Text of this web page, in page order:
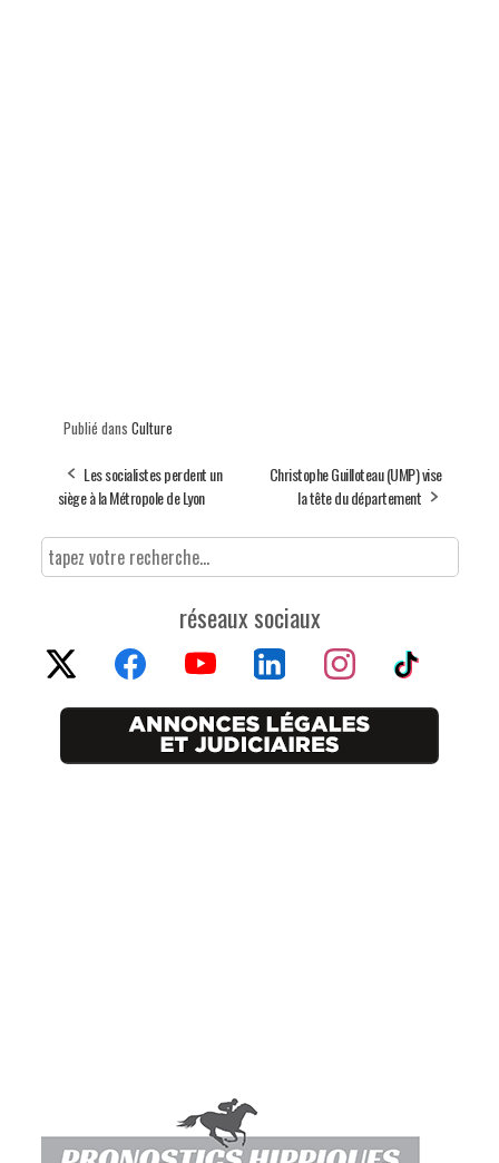
Publié dans Culture
Les socialistes perdent un
siège à la Métropole de Lyon
Christophe Guilloteau (UMP) vise
la tête du département
réseaux sociaux